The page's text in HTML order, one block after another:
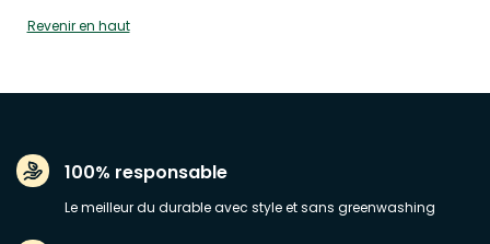
Revenir en haut
100% responsable
Le meilleur du durable avec style et sans greenwashing